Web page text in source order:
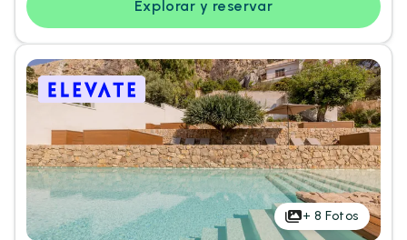
Explorar y reservar
+ 8 Fotos